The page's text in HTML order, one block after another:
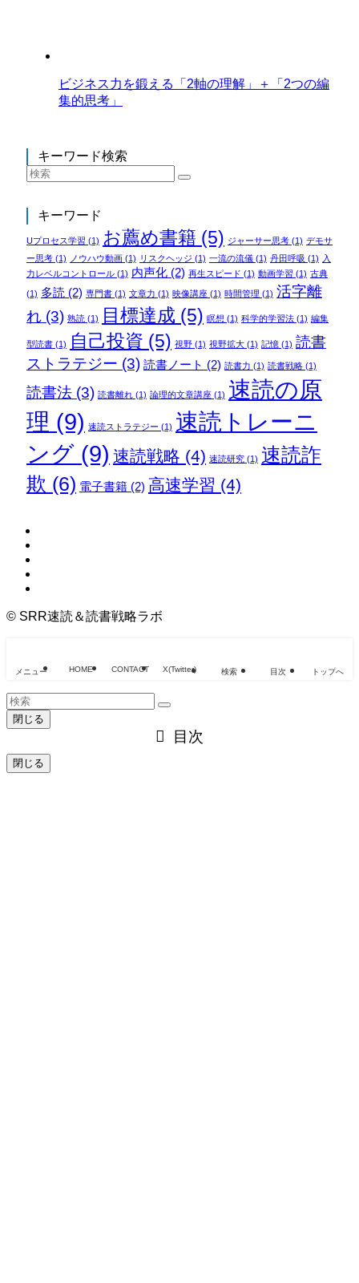
ビジネス力を鍛える「2軸の理解」＋「2つの編
集的思考」
キーワード検索
キーワード
Uプロセス学習 (1) お薦め書籍 (5) ジャーサー思考(1) デモサ
ー思考(1) ノウハウ動画(1) リスクヘッジ (1) 一流の流儀(1) 丹田呼吸 (1) 入
力レベルコントロール(1) 内声化(2) 再生スピード (1) 動画学習 (1) 古典
(1) 多読 (2) 専門書(1) 文章力 (1) 映像講座(1) 時間管理 (1) 活字離
れ(3) 熟読(1) 目標達成 (5) 瞑想 (1) 科学的学習法(1) 編集
型読書(1) 自己投資 (5) 視野(1) 視野拡大(1) 記憶(1) 読書
ストラテジー (3) 読書ノート (2) 読書力 (1) 読書戦略(1)
読書法(3) 読書離れ(1) 論理的文章講座(1) 速読の原
理 (9) 速読ストラテジー (1) 速読トレーニ
ング(9) 速読戦略 (4) 速読研究(1) 速読詐
欺 (6) 電子書籍(2) 高速学習 (4)
© SRR速読＆読書戦略ラボ
メニュー HOME CONTACT X(Twitter) 検索 目次 トップへ
閉じる
目次
閉じる